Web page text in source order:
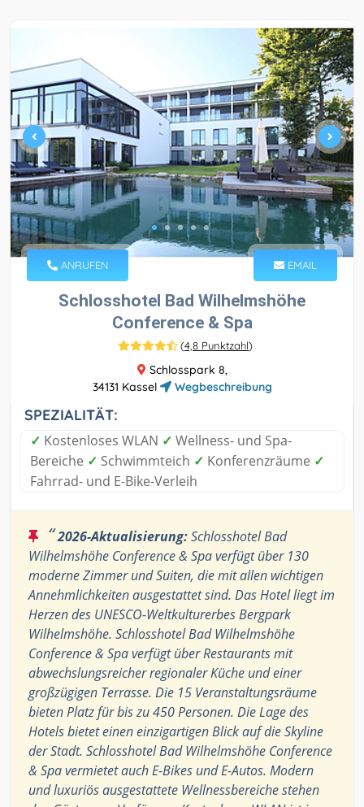
ANRUFEN EMAIL
Schlosshotel Bad Wilhelmshöhe
Conference & Spa
(4,8 Punktzahl)
Schlosspark 8,
34131 Kassel
Wegbeschreibung
SPEZIALITÄT:
✓ Kostenloses WLAN ✓ Wellness- und Spa-
Bereiche ✓ Schwimmteich ✓ Konferenzräume ✓
Fahrrad- und E-Bike-Verleih
“2026-Aktualisierung:Schlosshotel Bad
Wilhelmshöhe Conference & Spa verfügt über 130
moderne Zimmer und Suiten, die mit allen wichtigen
Annehmlichkeiten ausgestattet sind. Das Hotel liegt im
Herzen des UNESCO-Weltkulturerbes Bergpark
Wilhelmshöhe. Schlosshotel Bad Wilhelmshöhe
Conference & Spa verfügt über Restaurants mit
abwechslungsreicher regionaler Küche und einer
großzügigen Terrasse. Die 15 Veranstaltungsräume
bieten Platz für bis zu 450 Personen. Die Lage des
Hotels bietet einen einzigartigen Blick auf die Skyline
der Stadt. Schlosshotel Bad Wilhelmshöhe Conference
& Spa vermietet auch E-Bikes und E-Autos. Modern
und luxuriös ausgestattete Wellnessbereiche stehen